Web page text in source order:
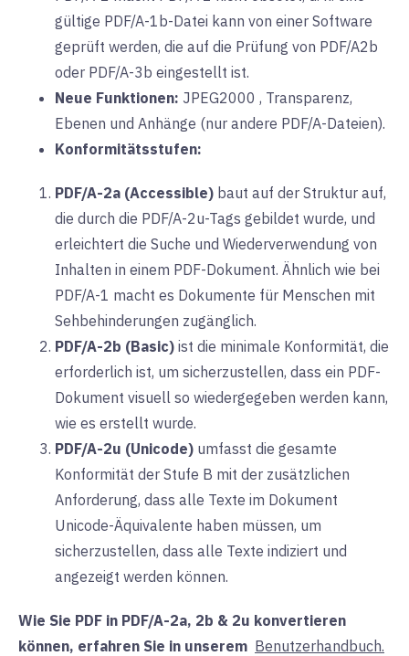
gültige PDF/A-1b-Datei kann von einer Software
geprüft werden, die auf die Prüfung von PDF/A2b
oder PDF/A-3b eingestellt ist.
Neue Funktionen: JPEG2000 , Transparenz,
Ebenen und Anhänge (nur andere PDF/A-Dateien).
Konformitätsstufen:
PDF/A-2a (Accessible) baut auf der Struktur auf,
die durch die PDF/A-2u-Tags gebildet wurde, und
erleichtert die Suche und Wiederverwendung von
Inhalten in einem PDF-Dokument. Ähnlich wie bei
PDF/A-1 macht es Dokumente für Menschen mit
Sehbehinderungen zugänglich.
PDF/A-2b (Basic) ist die minimale Konformität, die
erforderlich ist, um sicherzustellen, dass ein PDF-
Dokument visuell so wiedergegeben werden kann,
wie es erstellt wurde.
PDF/A-2u (Unicode) umfasst die gesamte
Konformität der Stufe B mit der zusätzlichen
Anforderung, dass alle Texte im Dokument
Unicode-Äquivalente haben müssen, um
sicherzustellen, dass alle Texte indiziert und
angezeigt werden können.
Wie Sie PDF in PDF/A-2a, 2b & 2u konvertieren
können, erfahren Sie in unserem Benutzerhandbuch.